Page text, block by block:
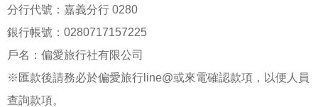
分行代號：嘉義分行 0280
銀行帳號： 0280717157225
戶名：偏愛旅行社有限公司
※匯款後請務必於偏愛旅行line@或來電確認款項，以便人員
查詢款項。